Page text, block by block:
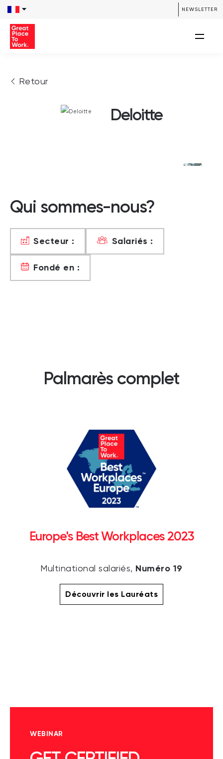
NEWSLETTER
Retour
Deloitte
Qui sommes-nous?
Secteur : Salariés :
Fondé en :
Palmarès complet
Europe's Best Workplaces 2023
Multinational salariés, Numéro 19
Découvrir les Lauréats
WEBINAR